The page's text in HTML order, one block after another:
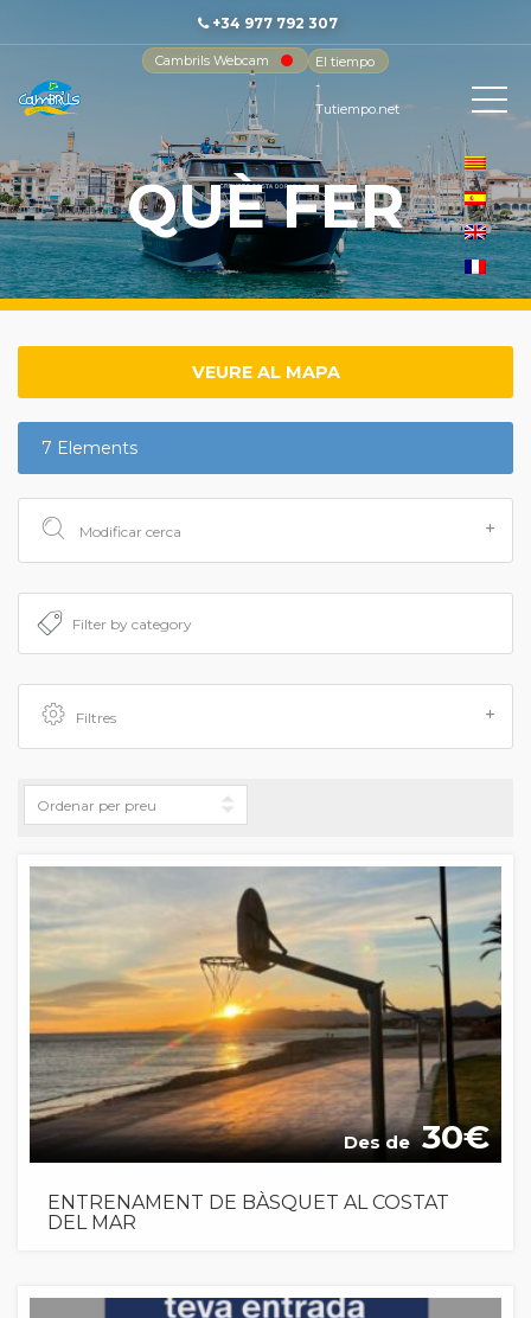
+34 977 792 307
Cambrils Webcam
El tiempo
-
Tutiempo.net
QUÈ FER
VEURE AL MAPA
7 Elements
Modificar cerca
Filtres
Des de 30
ENTRENAMENT DE BÀSQUET AL COSTAT
DEL MAR